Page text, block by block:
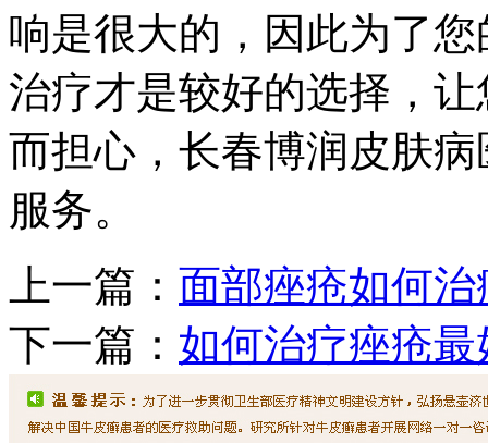
响是很大的，因此为了
治疗才是较好的选择，
而担心，长春博润皮肤
服务。
上一篇： 面部痤疮如何治
下一篇： 如何治疗痤疮最